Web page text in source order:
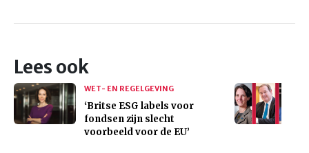
Lees ook
WET- EN REGELGEVING
‘Britse ESG labels voor
fondsen zijn slecht
voorbeeld voor de EU’